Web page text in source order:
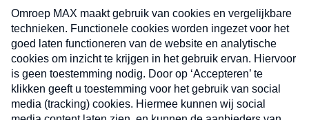
uw mailbox.
Verzend